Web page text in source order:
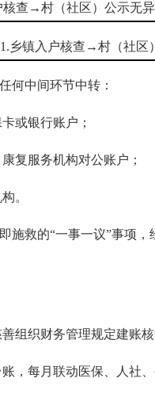
核查→村（社区）公示无
1.乡镇入户核查→村（社区
中间环节中转：
或银行账户；
服务机构对公账户；
。
救的“一事一议”事项，
织财务管理规定建账核
每月联动医保、人社、